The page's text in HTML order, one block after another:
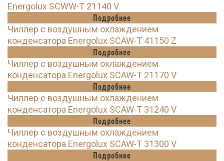
Energolux SCWW-T 21140 V
Подробнее
Чиллер с воздушным охлаждением
конденсатора Energolux SCAW-T 41150 Z
Подробнее
Чиллер с воздушным охлаждением
конденсатора Energolux SCAW-T 21170 V
Подробнее
Чиллер с воздушным охлаждением
конденсатора Energolux SCAW-T 31240 V
Подробнее
Чиллер с воздушным охлаждением
конденсатора Energolux SCAW-T 31300 V
Подробнее